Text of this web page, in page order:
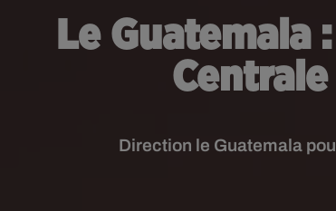
Le
Direction le Guatemala